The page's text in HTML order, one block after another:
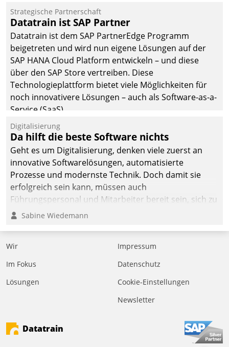
Strategische Partnerschaft
Datatrain ist SAP Partner
Datatrain ist dem SAP PartnerEdge Programm
beigetreten und wird nun eigene Lösungen auf der
SAP HANA Cloud Platform entwickeln – und diese
über den SAP Store vertreiben. Diese
Technologieplattform bietet viele Möglichkeiten für
noch innovativere Lösungen – auch als Software-as-a-
Service (SaaS).
Digitalisierung
Da hilft die beste Software nichts
Geht es um Digitalisierung, denken viele zuerst an
innovative Softwarelösungen, automatisierte
Prozesse und modernste Technik. Doch damit sie
erfolgreich sein kann, müssen auch
Führungspersonal und Mitarbeiter bereit sein, sich zu
verändern und anzupassen, sonst werden sie an ihr
Sabine Wiedemann
Wir
Im Fokus
Lösungen
Impressum
Datenschutz
Cookie-Einstellungen
Newsletter
Datatrain